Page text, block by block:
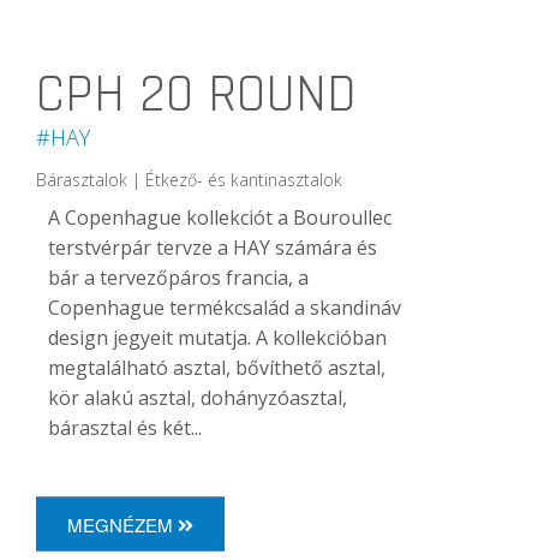
CPH 20 ROUND
#HAY
Bárasztalok | Étkező- és kantinasztalok
A Copenhague kollekciót a Bouroullec
terstvérpár tervze a HAY számára és
bár a tervezőpáros francia, a
Copenhague termékcsalád a skandináv
design jegyeit mutatja. A kollekcióban
megtalálható asztal, bővíthető asztal,
kör alakú asztal, dohányzóasztal,
bárasztal és két...
MEGNÉZEM